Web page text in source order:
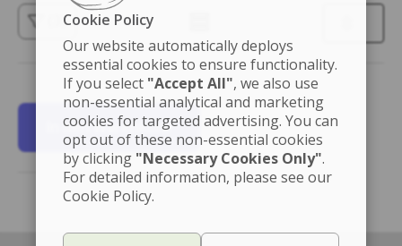
(3)
In den Warenkorb
Cookie Policy
Our website automatically deploys
essential cookies to ensure functionality.
If you select "Accept All", we also use
non-essential analytical and marketing
cookies for targeted advertising. You can
opt out of these non-essential cookies
by clicking "Necessary Cookies Only".
For detailed information, please see our
Cookie Policy.